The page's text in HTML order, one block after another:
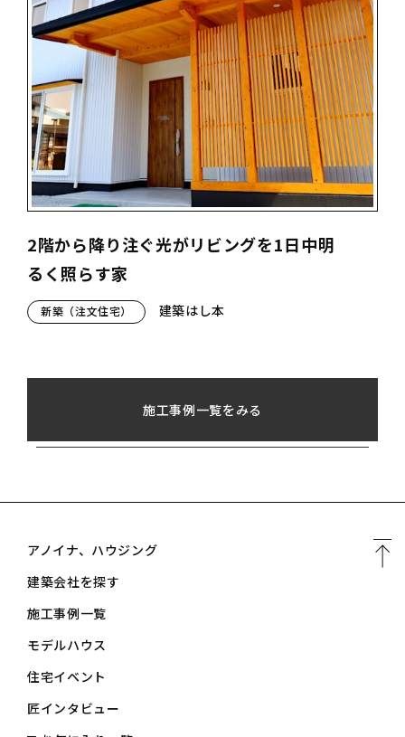
2階から降り注ぐ光がリビングを1日中明
るく照らす家
新築（注文住宅） 建築はし本
施工事例一覧をみる
アノイナ、ハウジング
建築会社を探す
施工事例一覧
モデルハウス
住宅イベント
匠インタビュー